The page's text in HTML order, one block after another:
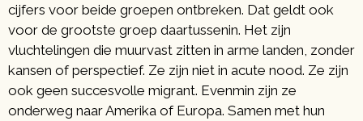
cijfers voor beide groepen ontbreken. Dat geldt ook
voor de grootste groep daartussenin. Het zijn
vluchtelingen die muurvast zitten in arme landen, zonder
kansen of perspectief. Ze zijn niet in acute nood. Ze zijn
ook geen succesvolle migrant. Evenmin zijn ze
onderweg naar Amerika of Europa. Samen met hun